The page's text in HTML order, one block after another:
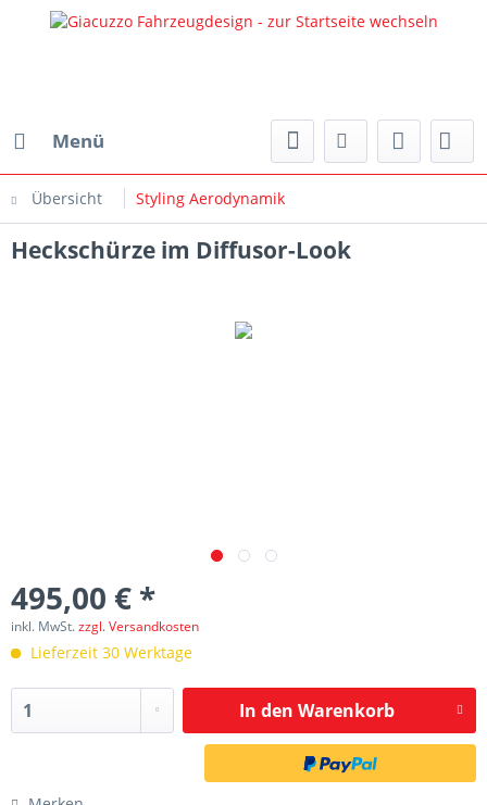
Menü
Übersicht Styling Aerodynamik
Heckschürze im Diffusor-Look
495,00 € *
inkl. MwSt.zzgl. Versandkosten
Lieferzeit 30 Werktage
In den Warenkorb